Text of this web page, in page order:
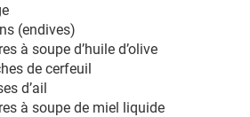
(endives)
à soupe d’huile d’olive
de cerfeuil
d’ail
à soupe de miel liquide